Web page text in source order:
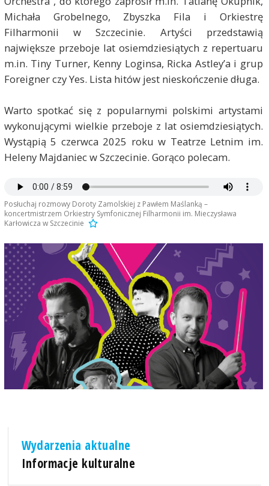
Michała Grobelnego, Zbyszka Fila i Orkiestrę
Filharmonii w Szczecinie. Artyści przedstawią
największe przeboje lat osiemdziesiątych z repertuaru
m.in. Tiny Turner, Kenny Loginsa, Ricka Astley’a i grup
Foreigner czy Yes. Lista hitów jest nieskończenie długa.
Warto spotkać się z popularnymi polskimi artystami
wykonującymi wielkie przeboje z lat osiemdziesiątych.
Wystąpią 5 czerwca 2025 roku w Teatrze Letnim im.
Heleny Majdaniec w Szczecinie. Gorąco polecam.
Posłuchaj rozmowy Doroty Zamolskiej z Pawłem Maślanką –
koncertmistrzem Orkiestry Symfonicznej Filharmonii im. Mieczysława
Karłowicza w Szczecinie
Wydarzenia aktualne
Informacje kulturalne